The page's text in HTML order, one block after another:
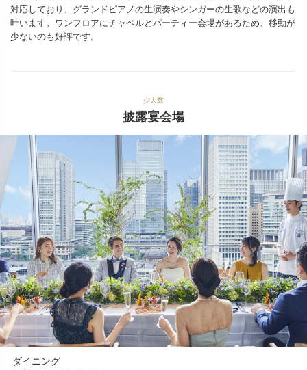
対応しており、グランドピアノの生演奏やシンガーの生歌などの演出も
叶います。ワンフロアにチャペルとパーティー会場があるため、移動が
少ないのも好評です。
少人数
披露宴会場
ダイニング